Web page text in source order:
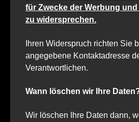
für Zwecke der Werbung
zu widersprechen.
Ihren Widerspruch richten Sie
angegebene Kontaktadresse
Verantwortlichen.
Wann löschen wir Ihre
Wir löschen Ihre Daten dann,